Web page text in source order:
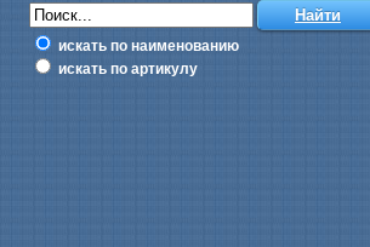
искать по наименованию
искать по артикулу